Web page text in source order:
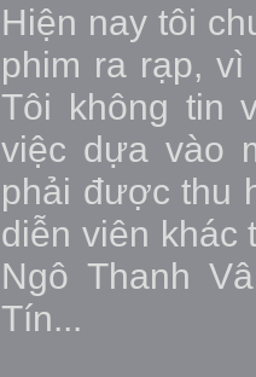
Hiện nay tôi
phim ra rạp,
Tôi không tin
việc dựa vào
phải được thu
diễn viên khác
Ngô Thanh
Tín...